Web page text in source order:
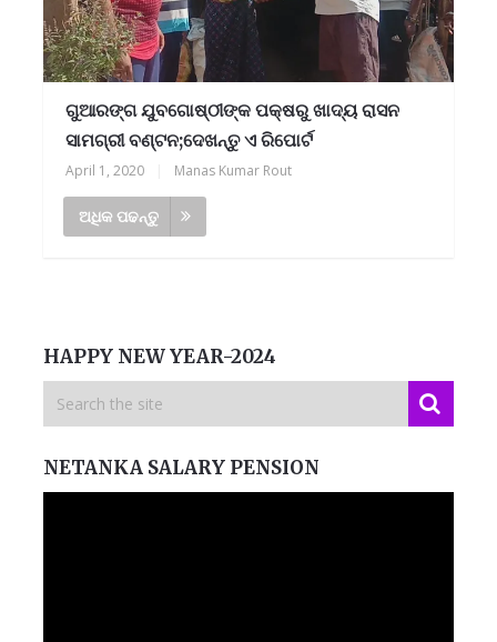
ଗୁଆରଙ୍ଗ ଯୁବଗୋଷ୍ଠୀଙ୍କ ପକ୍ଷରୁ ଖାଦ୍ୟ ରାସନ
ସାମଗ୍ରୀ ବଣ୍ଟନ;ଦେଖନ୍ତୁ ଏ ରିପୋର୍ଟ
April 1, 2020 Manas Kumar Rout
ଅଧିକ ପଢନ୍ତୁ
HAPPY NEW YEAR-2024
NETANKA SALARY PENSION